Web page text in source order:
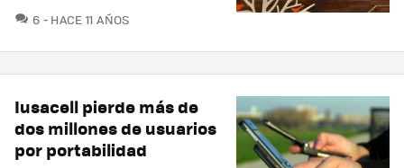
6 COMENTARIOS
HACE 11 AÑOS
Iusacell pierde más de
dos millones de usuarios
por portabilidad